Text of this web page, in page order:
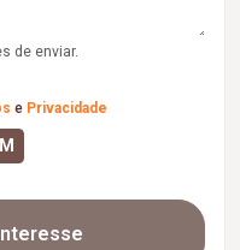
de enviar.
e Privacidade